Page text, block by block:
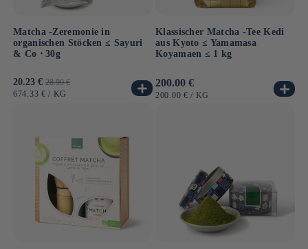
Matcha -Zeremonie in
organischen Stöcken ≤ Sayuri
& Co ⋅ 30g
Verkaufspreis
20.23 € Normaler
Preis
28.90 €
GRUNDPREIS
674.33 € / PRO
KG
Klassischer Matcha -Tee Kedi
aus Kyoto ≤ Yamamasa
Koyamaen ≤ 1 kg
Normaler
Preis
200.00 €
GRUNDPREIS
200.00 € / PRO
KG